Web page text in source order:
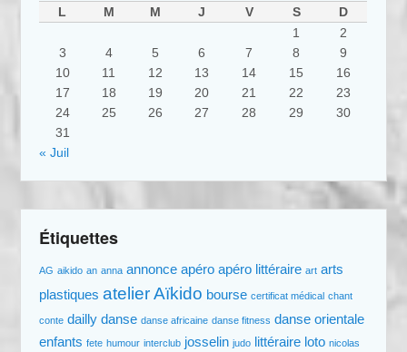
L M M J V S
D
1
2
3
4 5 6 7 8
9
10
11 12 13 14 15
16
17
18 19 20 21 22
23
24
25 26 27 28 29
30
31
« Juil
Étiquettes
AG aikido an anna annonce apéro apéro littéraire art arts
plastiques atelier Aïkido bourse certificat médical chant
conte dailly danse danse africaine danse fitness danse orientale
enfants fete humour interclub josselin judo littéraire loto nicolas